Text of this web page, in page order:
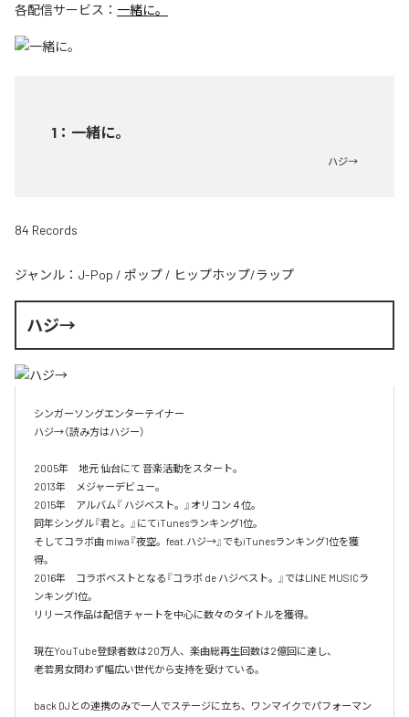
各配信サービス： 一緒に。
1 ： 一緒に。
ハジ→
84 Records
ジャンル： J-Pop / ポップ / ヒップホップ/ラップ
ハジ→
シンガーソングエンターテイナー
ハジ→（読み方はハジー）
2005年　地元 仙台にて 音楽活動をスタート。
2013年　メジャーデビュー。
2015年　アルバム『 ハジベスト。』オリコン４位。
同年シングル『君と。』にてiTunesランキング1位。
そしてコラボ曲 miwa『夜空。feat.ハジ→』でもiTunesランキング1位を獲
得。
2016年　コラボベストとなる『コラボ de ハジベスト。』ではLINE MUSICラ
ンキング1位。
リリース作品は配信チャートを中心に数々のタイトルを獲得。
現在YouTube登録者数は20万人、楽曲総再生回数は2億回に達し、
老若男女問わず幅広い世代から支持を受けている。
back DJとの連携のみで一人でステージに立ち、ワンマイクでパフォーマン